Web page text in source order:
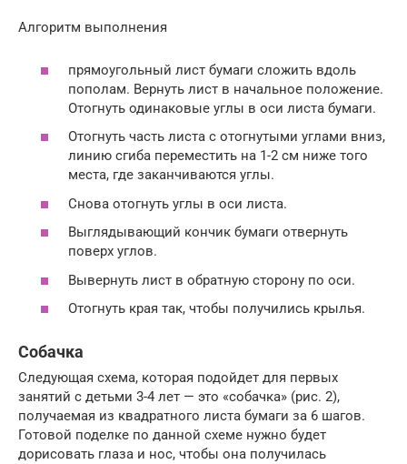
Алгоритм выполнения
прямоугольный лист бумаги сложить вдоль
пополам. Вернуть лист в начальное положение.
Отогнуть одинаковые углы в оси листа бумаги.
Отогнуть часть листа с отогнутыми углами вниз,
линию сгиба переместить на 1-2 см ниже того
места, где заканчиваются углы.
Снова отогнуть углы в оси листа.
Выглядывающий кончик бумаги отвернуть
поверх углов.
Вывернуть лист в обратную сторону по оси.
Отогнуть края так, чтобы получились крылья.
Собачка
Следующая схема, которая подойдет для первых
занятий с детьми 3-4 лет — это «собачка» (рис. 2),
получаемая из квадратного листа бумаги за 6 шагов.
Готовой поделке по данной схеме нужно будет
дорисовать глаза и нос, чтобы она получилась